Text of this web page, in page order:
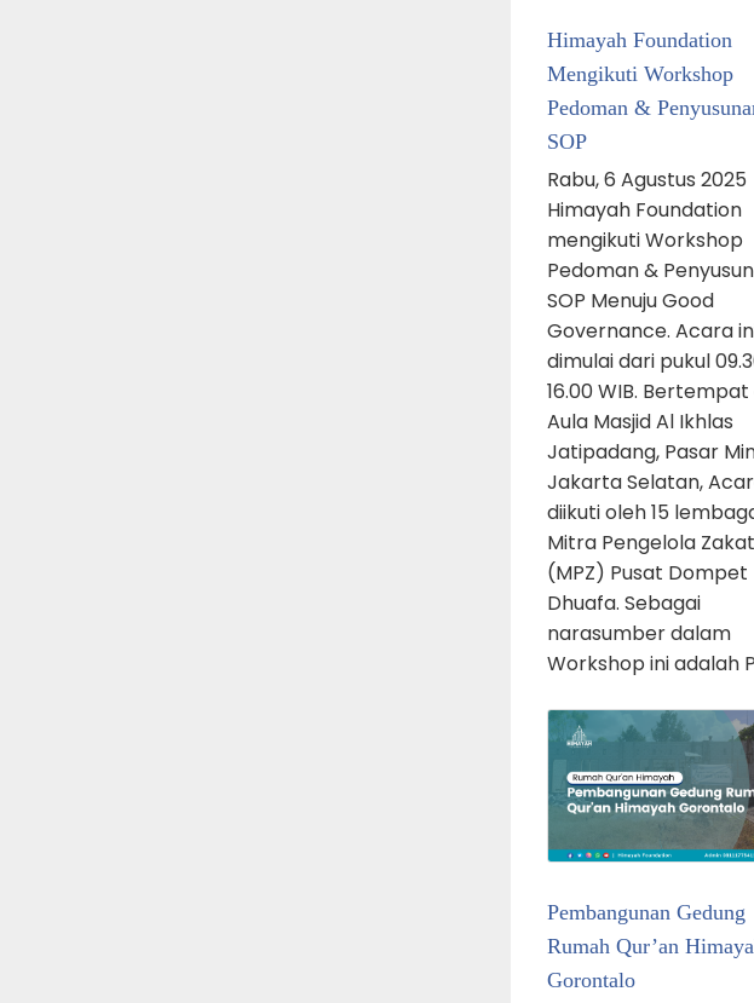
Himayah Foundation
Mengikuti Workshop
Pedoman &
SOP
Rabu, 6 Agustus 2025
Himayah Foundation
mengikuti Workshop
Pedoman &
SOP Menuju Good
Governance. Acara
dimulai dari pukul
16.00 WIB. Bertempat
Aula Masjid Al Ikhlas
Jatipadang, Pasar
Jakarta Selatan,
diikuti oleh 15
Mitra Pengelola Zakat
(MPZ) Pusat Dompet
Dhuafa. Sebagai
narasumber dalam
Workshop ini adalah
Pembangunan Gedung
Rumah Qur’an
Gorontalo